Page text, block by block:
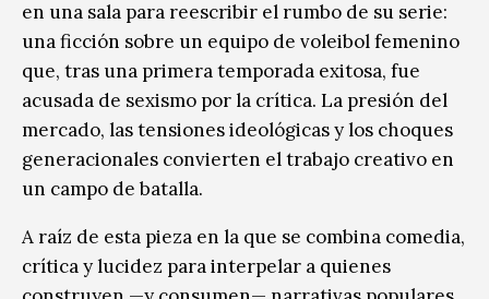
en una sala para reescribir el rumbo de su serie:
una ficción sobre un equipo de voleibol femenino
que, tras una primera temporada exitosa, fue
acusada de sexismo por la crítica. La presión del
mercado, las tensiones ideológicas y los choques
generacionales convierten el trabajo creativo en
un campo de batalla.
A raíz de esta pieza en la que se combina comedia,
crítica y lucidez para interpelar a quienes